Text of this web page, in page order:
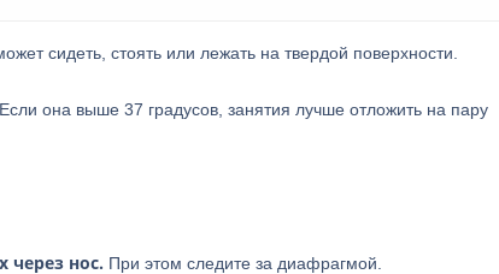
сидеть, стоять или лежать на твердой поверхности.
она выше 37 градусов, занятия лучше отложить на пару
через нос. При этом следите за диафрагмой.